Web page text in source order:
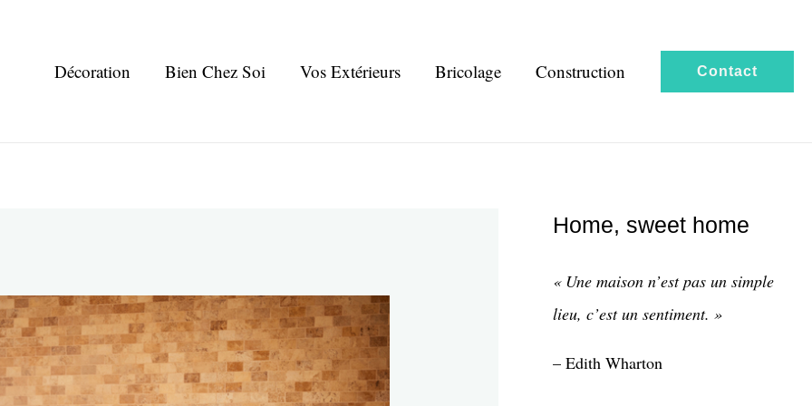
Décoration Bien Chez Soi Vos Extérieurs Bricolage Construction Contact
Home, sweet home
« Une maison n’est pas un simple
lieu, c’est un sentiment. »
– Edith Wharton